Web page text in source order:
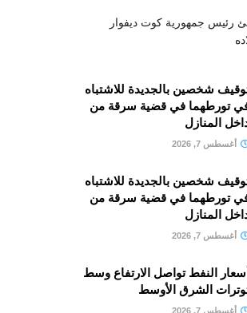
رئيس جمهورية كوت ديفوار
شخصين بالجديدة للاشتباه
تورطهما في قضية سرقة من
المنازل
أغسطس 7, 2026
شخصين بالجديدة للاشتباه
تورطهما في قضية سرقة من
المنازل
أغسطس 7, 2026
أسعار النفط تواصل الارتفاع وسط
الشرق الأوسط
أغسطس 7, 2026